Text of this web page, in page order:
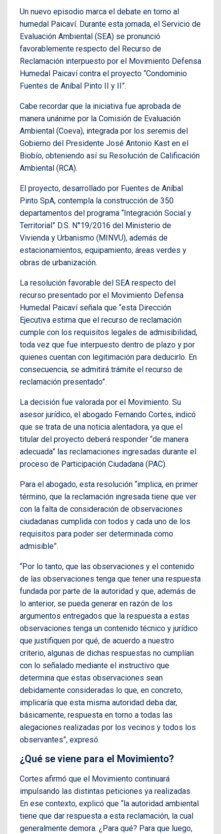
Un nuevo episodio marca el debate en torno al
humedal Paicaví. Durante esta jornada, el Servicio de
Evaluación Ambiental (SEA) se pronunció
favorablemente respecto del Recurso de
Reclamación interpuesto por el Movimiento Defensa
Humedal Paicaví contra el proyecto “Condominio
Fuentes de Aníbal Pinto II y II”.
Cabe recordar que la iniciativa fue aprobada de
manera unánime por la Comisión de Evaluación
Ambiental (Coeva), integrada por los seremis del
Gobierno del Presidente José Antonio Kast en el
Biobío, obteniendo así su Resolución de Calificación
Ambiental (RCA).
El proyecto, desarrollado por Fuentes de Aníbal
Pinto SpA, contempla la construcción de 350
departamentos del programa “Integración Social y
Territorial” D.S. N°19/2016 del Ministerio de
Vivienda y Urbanismo (MINVU), además de
estacionamientos, equipamiento, áreas verdes y
obras de urbanización.
La resolución favorable del SEA respecto del
recurso presentado por el Movimiento Defensa
Humedal Paicaví señala que “esta Dirección
Ejecutiva estima que el recurso de reclamación
cumple con los requisitos legales de admisibilidad,
toda vez que fue interpuesto dentro de plazo y por
quienes cuentan con legitimación para deducirlo. En
consecuencia, se admitirá trámite el recurso de
reclamación presentado”.
La decisión fue valorada por el Movimiento. Su
asesor jurídico, el abogado Fernando Cortes, indicó
que se trata de una noticia alentadora, ya que el
titular del proyecto deberá responder “de manera
adecuada” las reclamaciones ingresadas durante el
proceso de Participación Ciudadana (PAC).
Para el abogado, esta resolución “implica, en primer
término, que la reclamación ingresada tiene que ver
con la falta de consideración de observaciones
ciudadanas cumplida con todos y cada uno de los
requisitos para poder ser determinada como
admisible”.
“Por lo tanto, que las observaciones y el contenido
de las observaciones tenga que tener una respuesta
fundada por parte de la autoridad y que, además de
lo anterior, se pueda generar en razón de los
argumentos entregados que la respuesta a estas
observaciones tenga un contenido técnico y jurídico
que justifiquen por qué, de acuerdo a nuestro
criterio, algunas de dichas respuestas no cumplían
con lo señalado mediante el instructivo que
determina que estas observaciones sean
debidamente consideradas lo que, en concreto,
implicaría que esta misma autoridad deba dar,
básicamente, respuesta en torno a todas las
alegaciones realizadas por los vecinos y todos los
observantes”, expresó.
¿Qué se viene para el Movimiento?
Cortes afirmó que el Movimiento continuará
impulsando las distintas peticiones ya realizadas.
En ese contexto, explicó que “la autoridad ambiental
tiene que dar respuesta a esta reclamación, la cual
generalmente demora. ¿Para qué? Para que luego,